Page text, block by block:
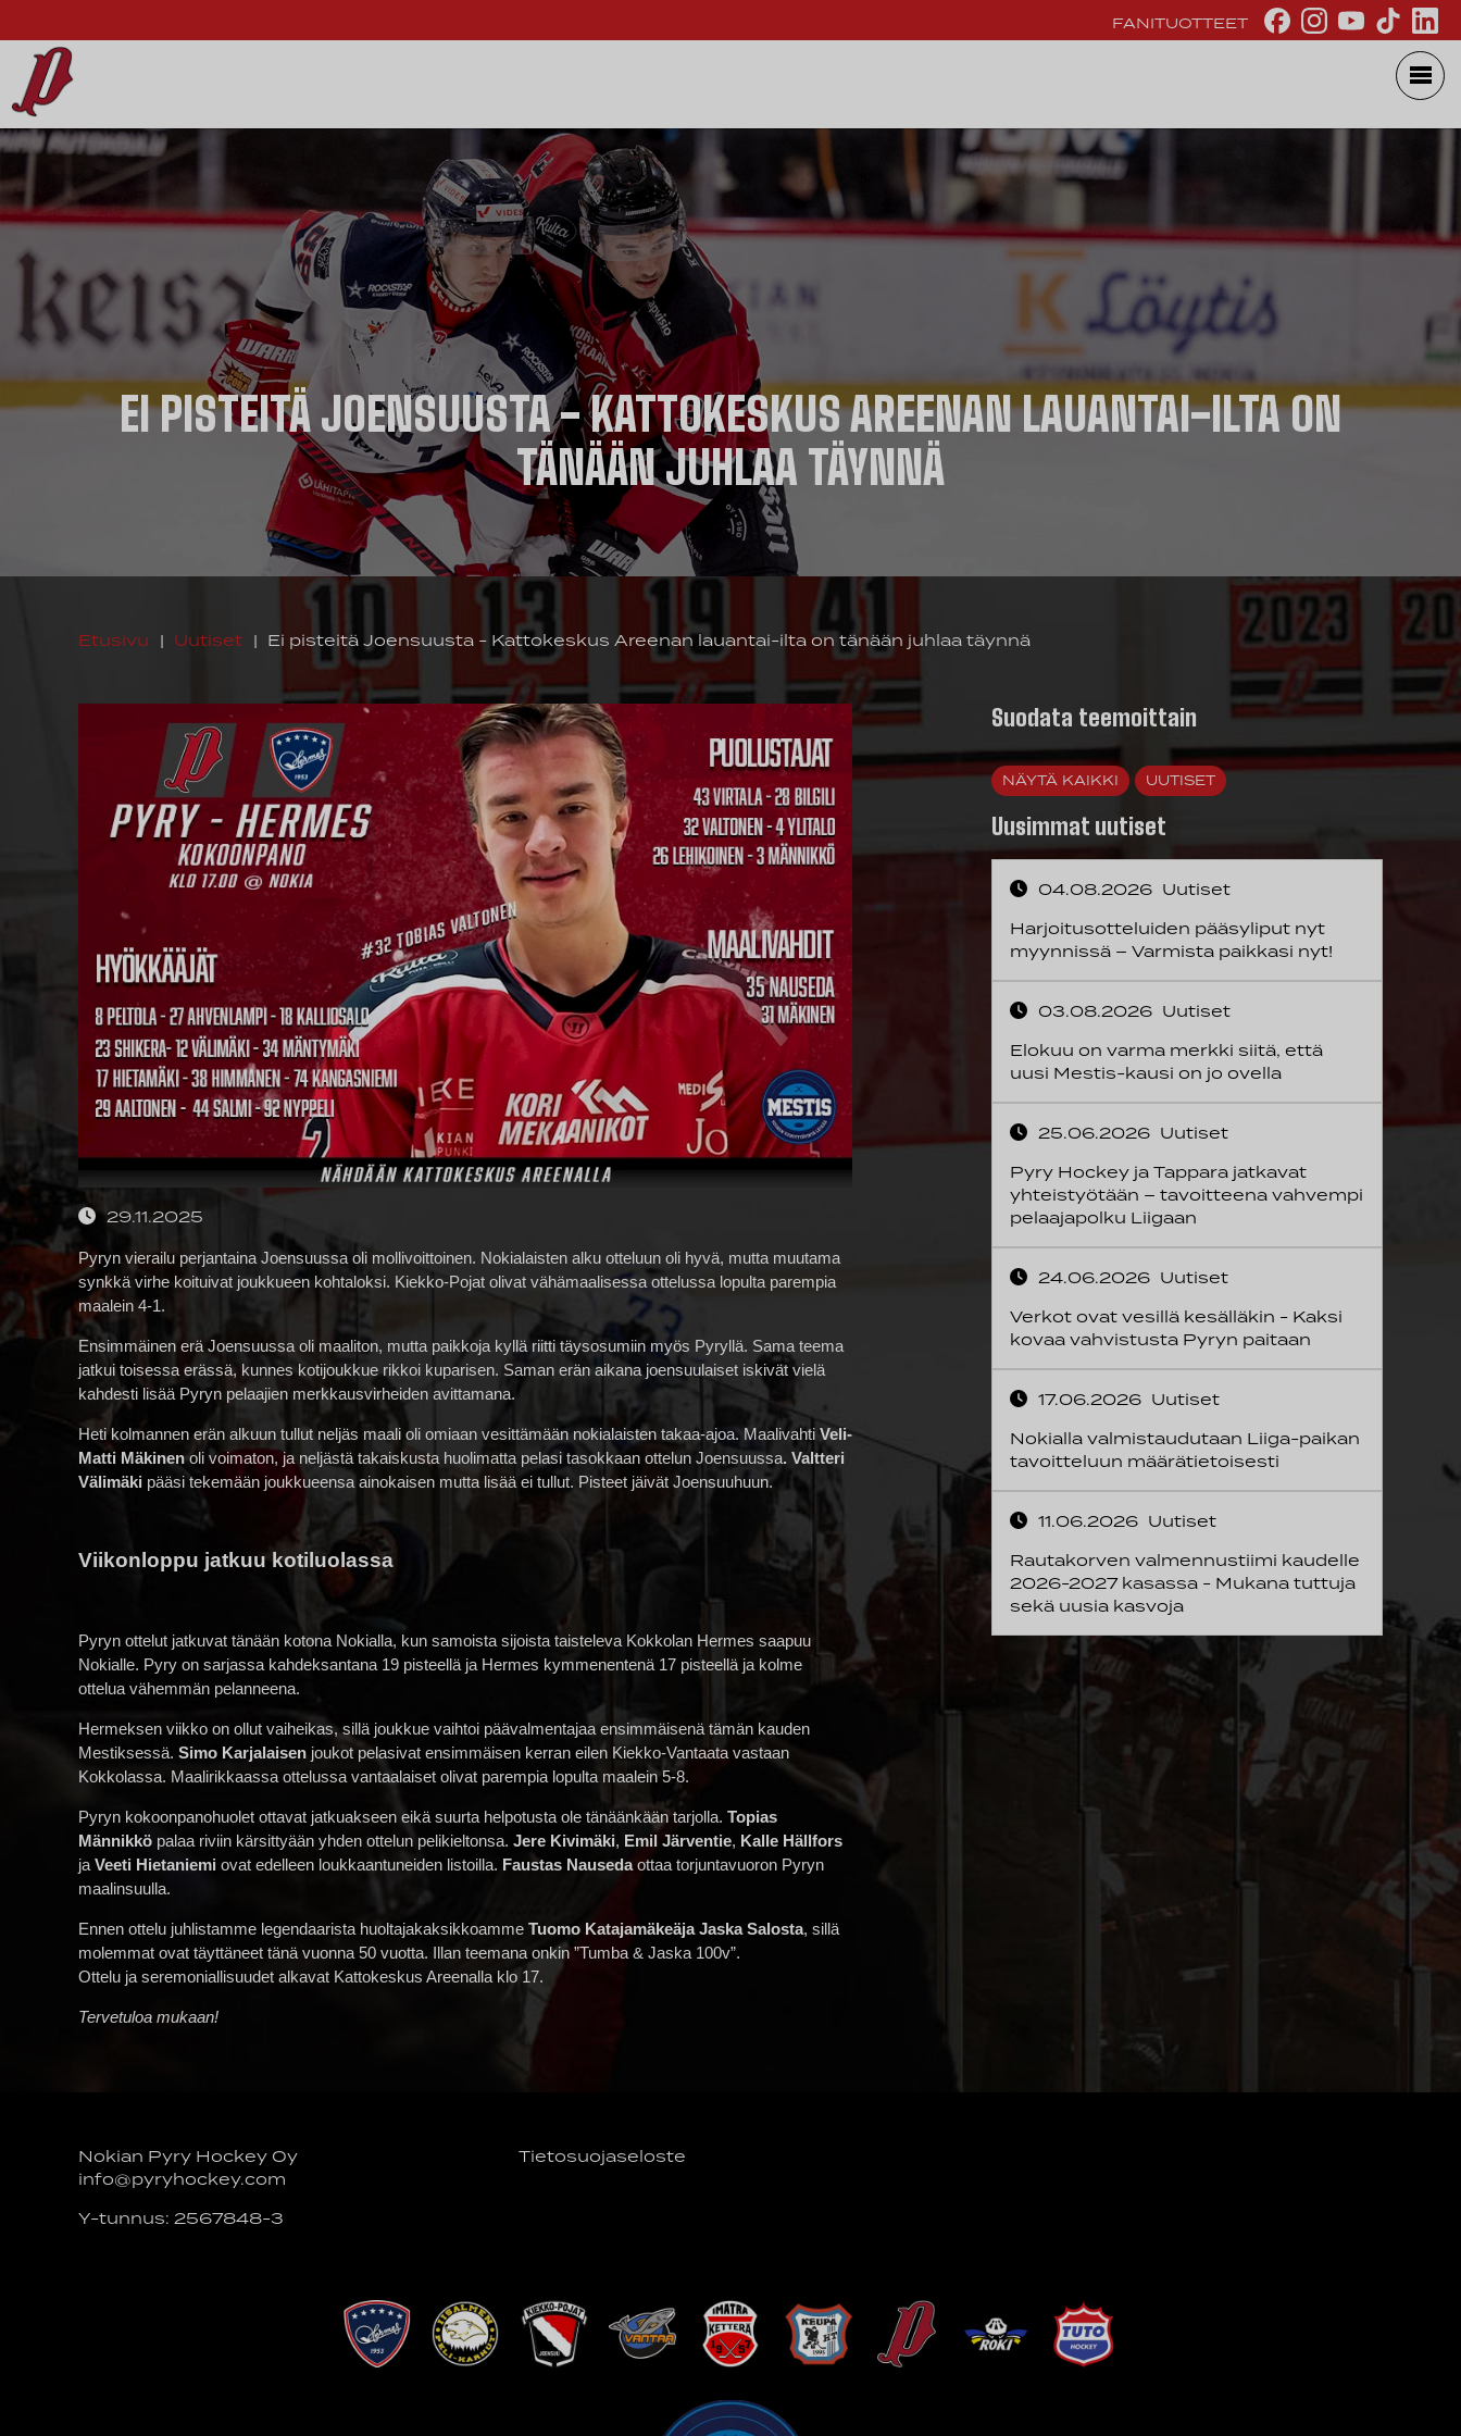
FANITUOTTEET
EI PISTEITÄ JOENSUUSTA - KATTOKESKUS AREENAN LAUANTAI-ILTA ON
TÄNÄÄN JUHLAA TÄYNNÄ
Etusivu | Uutiset | Ei pisteitä Joensuusta - Kattokeskus Areenan lauantai-ilta on tänään juhlaa täynnä
29.11.2025
Pyryn vierailu perjantaina Joensuussa oli mollivoittoinen. Nokialaisten alku otteluun oli hyvä, mutta muutama
synkkä virhe koituivat joukkueen kohtaloksi. Kiekko-Pojat olivat vähämaalisessa ottelussa lopulta parempia
maalein 4-1.
Ensimmäinen erä Joensuussa oli maaliton, mutta paikkoja kyllä riitti täysosumiin myös Pyryllä. Sama teema
jatkui toisessa erässä, kunnes kotijoukkue rikkoi kuparisen. Saman erän aikana joensuulaiset iskivät vielä
kahdesti lisää Pyryn pelaajien merkkausvirheiden avittamana.
Heti kolmannen erän alkuun tullut neljäs maali oli omiaan vesittämään nokialaisten takaa-ajoa. Maalivahti Veli-
Matti Mäkinenoli voimaton, ja neljästä takaiskusta huolimatta pelasi tasokkaan ottelun Joensuussa. Valtteri
Välimäki pääsi tekemään joukkueensa ainokaisen mutta lisää ei tullut. Pisteet jäivät Joensuuhuun.
Viikonloppu jatkuu kotiluolassa
Pyryn ottelut jatkuvat tänään kotona Nokialla, kun samoista sijoista taisteleva Kokkolan Hermes saapuu
Nokialle. Pyry on sarjassa kahdeksantana 19 pisteellä ja Hermes kymmenentenä 17 pisteellä ja kolme
ottelua vähemmän pelanneena.
Hermeksen viikko on ollut vaiheikas, sillä joukkue vaihtoi päävalmentajaa ensimmäisenä tämän kauden
Mestiksessä. Simo Karjalaisen joukot pelasivat ensimmäisen kerran eilen Kiekko-Vantaata vastaan
Kokkolassa. Maalirikkaassa ottelussa vantaalaiset olivat parempia lopulta maalein 5-8.
Pyryn kokoonpanohuolet ottavat jatkuakseen eikä suurta helpotusta ole tänäänkään tarjolla. Topias
Männikkö palaa riviin kärsittyään yhden ottelun pelikieltonsa. Jere Kivimäki, Emil Järventie, Kalle Hällfors
ja Veeti Hietaniemi ovat edelleen loukkaantuneiden listoilla. Faustas Nausedaottaa torjuntavuoron Pyryn
maalinsuulla.
Ennen ottelu juhlistamme legendaarista huoltajakaksikkoamme Tuomo Katajamäkeäja Jaska Salosta, sillä
molemmat ovat täyttäneet tänä vuonna 50 vuotta. Illan teemana onkin ”Tumba & Jaska 100v”.
Ottelu ja seremoniallisuudet alkavat Kattokeskus Areenalla klo 17.
Tervetuloa mukaan!
Suodata teemoittain
NÄYTÄ KAIKKI UUTISET
Uusimmat uutiset
04.08.2026 Uutiset
Harjoitusotteluiden pääsyliput nyt
myynnissä – Varmista paikkasi nyt!
03.08.2026 Uutiset
Elokuu on varma merkki siitä, että
uusi Mestis-kausi on jo ovella
25.06.2026 Uutiset
Pyry Hockey ja Tappara jatkavat
yhteistyötään – tavoitteena vahvempi
pelaajapolku Liigaan
24.06.2026 Uutiset
Verkot ovat vesillä kesälläkin - Kaksi
kovaa vahvistusta Pyryn paitaan
17.06.2026 Uutiset
Nokialla valmistaudutaan Liiga-paikan
tavoitteluun määrätietoisesti
11.06.2026 Uutiset
Rautakorven valmennustiimi kaudelle
2026-2027 kasassa - Mukana tuttuja
sekä uusia kasvoja
Nokian Pyry Hockey Oy
info@pyryhockey.com
Y-tunnus: 2567848-3
Tietosuojaseloste